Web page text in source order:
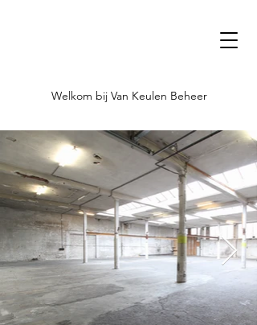
Welkom bij Van Keulen Beheer
Welkom bij Van Keulen Beheer